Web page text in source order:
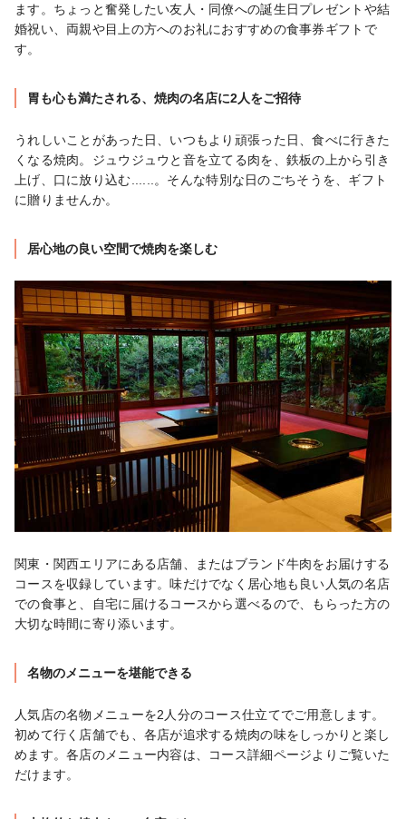
ます。ちょっと奮発したい友人・同僚への誕生日プレゼントや結
婚祝い、両親や目上の方へのお礼におすすめの食事券ギフトで
す。
胃も心も満たされる、焼肉の名店に2人をご招待
うれしいことがあった日、いつもより頑張った日、食べに行きた
くなる焼肉。ジュウジュウと音を立てる肉を、鉄板の上から引き
上げ、口に放り込む......。そんな特別な日のごちそうを、ギフト
に贈りませんか。
居心地の良い空間で焼肉を楽しむ
関東・関西エリアにある店舗、またはブランド牛肉をお届けする
コースを収録しています。味だけでなく居心地も良い人気の名店
での食事と、自宅に届けるコースから選べるので、もらった方の
大切な時間に寄り添います。
名物のメニューを堪能できる
人気店の名物メニューを2人分のコース仕立てでご用意します。
初めて行く店舗でも、各店が追求する焼肉の味をしっかりと楽し
めます。各店のメニュー内容は、コース詳細ページよりご覧いた
だけます。